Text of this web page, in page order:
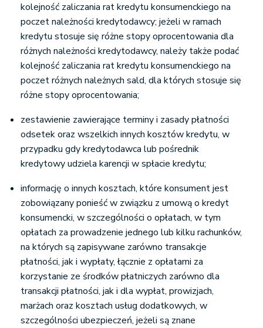
kolejność zaliczania rat kredytu konsumenckiego na
poczet należności kredytodawcy; jeżeli w ramach
kredytu stosuje się różne stopy oprocentowania dla
różnych należności kredytodawcy, należy także podać
kolejność zaliczania rat kredytu konsumenckiego na
poczet różnych należnych sald, dla których stosuje się
różne stopy oprocentowania;
zestawienie zawierające terminy i zasady płatności
odsetek oraz wszelkich innych kosztów kredytu, w
przypadku gdy kredytodawca lub pośrednik
kredytowy udziela karencji w spłacie kredytu;
informację o innych kosztach, które konsument jest
zobowiązany ponieść w związku z umową o kredyt
konsumencki, w szczególności o opłatach, w tym
opłatach za prowadzenie jednego lub kilku rachunków,
na których są zapisywane zarówno transakcje
płatności, jak i wypłaty, łącznie z opłatami za
korzystanie ze środków płatniczych zarówno dla
transakcji płatności, jak i dla wypłat, prowizjach,
marżach oraz kosztach usług dodatkowych, w
szczególności ubezpieczeń, jeżeli są znane